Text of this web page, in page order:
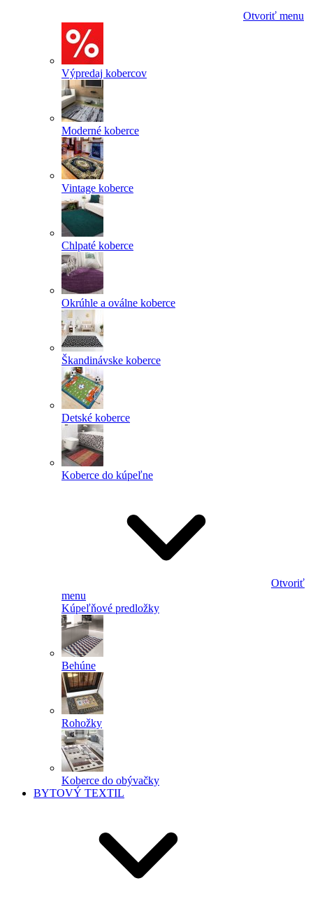
Otvoriť menu
Výpredaj kobercov
Moderné koberce
Vintage koberce
Chlpaté koberce
Okrúhle a oválne koberce
Škandinávske koberce
Detské koberce
Koberce do kúpeľne
Otvoriť
menu
Kúpeľňové predložky
Behúne
Rohožky
Koberce do obývačky
BYTOVÝ TEXTIL